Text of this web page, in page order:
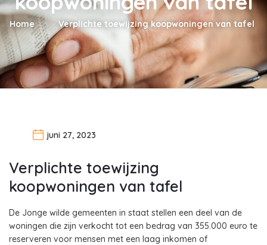
Home Verplichte toewijzing koopwoningen van tafel
juni 27, 2023
Verplichte toewijzing
koopwoningen van tafel
De Jonge wilde gemeenten in staat stellen een deel van de
woningen die zijn verkocht tot een bedrag van 355.000 euro te
reserveren voor mensen met een laag inkomen of